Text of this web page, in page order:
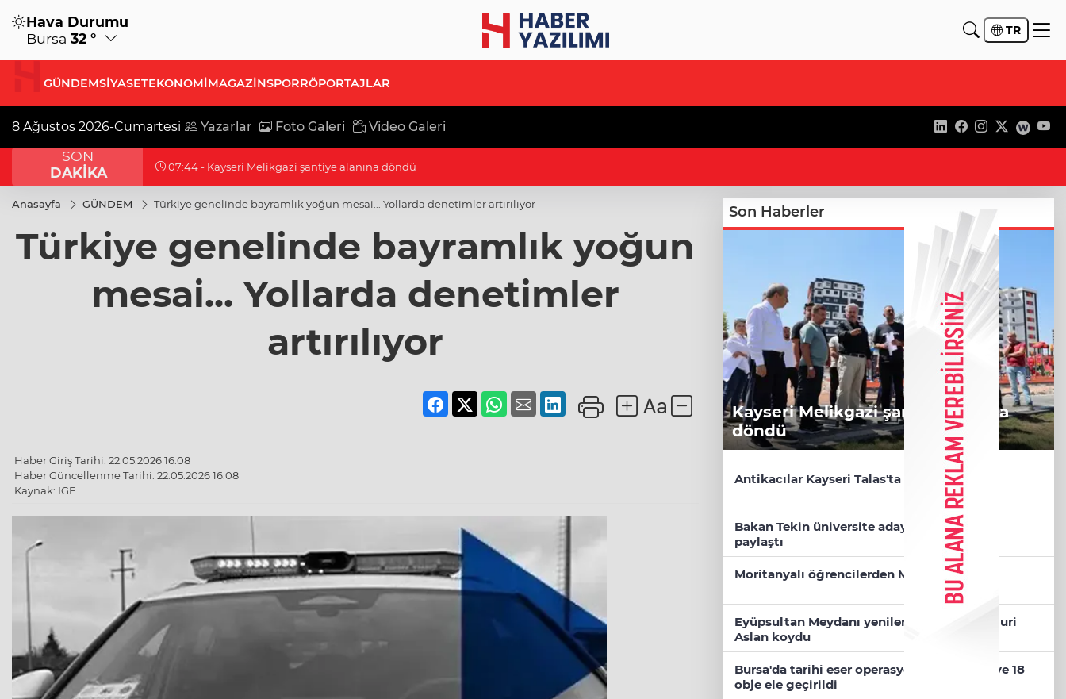
Hava Durumu
Bursa 32 ° TR
GÜNDEMSİYASETEKONOMİMAGAZİNSPORRÖPORTAJLAR
8 Ağustos 2026-Cumartesi Yazarlar Foto Galeri Video Galeri
SON
DAKİKA
07:12 - Antikacılar Kayseri Talas'ta buluşuyor
Anasayfa GÜNDEM Türkiye genelinde bayramlık yoğun mesai... Yollarda denetimler artırılıyor
Türkiye genelinde bayramlık yoğun
mesai... Yollarda denetimler
artırılıyor
Haber Giriş Tarihi: 22.05.2026 16:08
Haber Güncellenme Tarihi: 22.05.2026 16:08
Kaynak: IGF
Son Haberler
Kayseri Melikgazi şantiye alanına
döndü
Antikacılar Kayseri Talas'ta buluşuyor
Bakan Tekin üniversite adaylarıyla tecrübe
paylaştı
Moritanyalı öğrencilerden MEB'e ziyaret
Eyüpsultan Meydanı yenileniyor... İlk taşı Nuri
Aslan koydu
Bursa'da tarihi eser operasyonu! 273 sikke ve 18
obje ele geçirildi